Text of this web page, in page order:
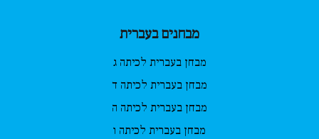
מבחנים בעברית
מבחן בעברית לכיתה ג
מבחן בעברית לכיתה ד
מבחן בעברית לכיתה ה
מבחן בעברית לכיתה ו